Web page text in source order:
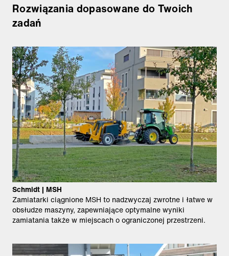
Rozwiązania dopasowane do Twoich
zadań
Schmidt | MSH
Zamiatarki ciągnione MSH to nadzwyczaj zwrotne i łatwe w
obsłudze maszyny, zapewniające optymalne wyniki
zamiatania także w miejscach o ograniczonej przestrzeni.